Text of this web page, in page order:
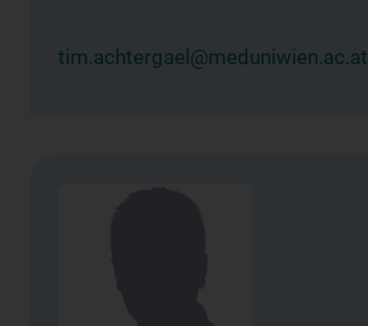
tim.achtergael@meduniwien.ac.at